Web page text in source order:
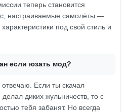
теперь становится
настраиваемые самолёты —
под свой стиль и
если юзать мод?
Если ты скачал
диких жульничеств, то с
тебя забанят. Но всегда